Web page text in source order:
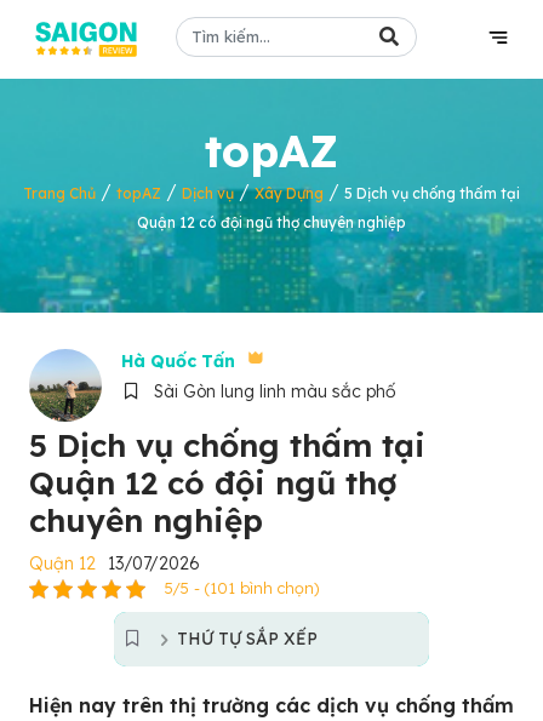
topAZ
Trang Chủ / topAZ / Dịch vụ/Xây Dựng / 5 Dịch vụ chống thấm tại
Quận 12 có đội ngũ thợ chuyên nghiệp
Hà Quốc Tấn
Sài Gòn lung linh màu sắc phố
5 Dịch vụ chống thấm tại
Quận 12 có đội ngũ thợ
chuyên nghiệp
Quận 12 13/07/2026
5/5 - (101 bình chọn)
THỨ TỰ SẮP XẾP
Hiện nay trên thị trường các dịch vụ chống thấm